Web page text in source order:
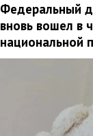
Федеральный
вновь вошел в
национальной